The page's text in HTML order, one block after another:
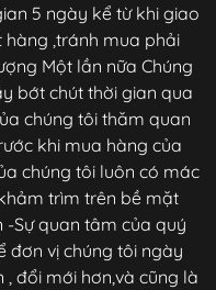
5 ngày kể từ khi giao
hàng ,tránh mua phải
Một lần nữa Chúng
bớt chút thời gian qua
chúng tôi thăm quan
khi mua hàng của
chúng tôi luôn có mác
trìm trên bề mặt
Sự quan tâm của quý
đơn vị chúng tôi ngày
đổi mới hơn,và cũng là